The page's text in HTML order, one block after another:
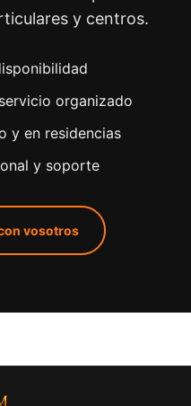
y centros.
organizado
y en residencias
y soporte
vosotros